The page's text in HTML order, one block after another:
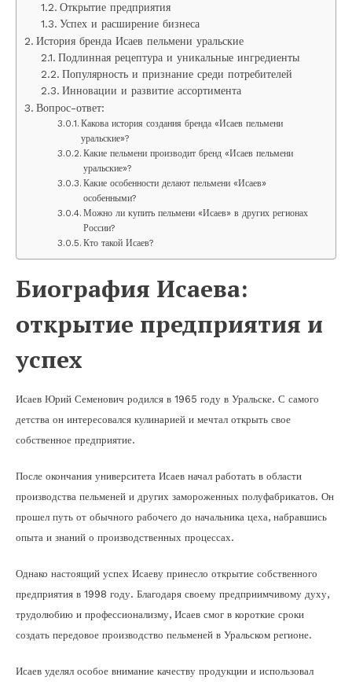
Открытие предприятия
Успех и расширение бизнеса
История бренда Исаев пельмени уральские
Подлинная рецептура и уникальные ингредиенты
Популярность и признание среди потребителей
Инновации и развитие ассортимента
Вопрос-ответ:
Какова история создания бренда «Исаев пельмени
уральские»?
Какие пельмени производит бренд «Исаев пельмени
уральские»?
Какие особенности делают пельмени «Исаев»
особенными?
Можно ли купить пельмени «Исаев» в других регионах
России?
Кто такой Исаев?
Биография Исаева:
открытие предприятия и
успех
Исаев Юрий Семенович родился в 1965 году в Уральске. С самого
детства он интересовался кулинарией и мечтал открыть свое
собственное предприятие.
После окончания университета Исаев начал работать в области
производства пельменей и других замороженных полуфабрикатов. Он
прошел путь от обычного рабочего до начальника цеха, набравшись
опыта и знаний о производственных процессах.
Однако настоящий успех Исаеву принесло открытие собственного
предприятия в 1998 году. Благодаря своему предприимчивому духу,
трудолюбию и профессионализму, Исаев смог в короткие сроки
создать передовое производство пельменей в Уральском регионе.
Исаев уделял особое внимание качеству продукции и использовал